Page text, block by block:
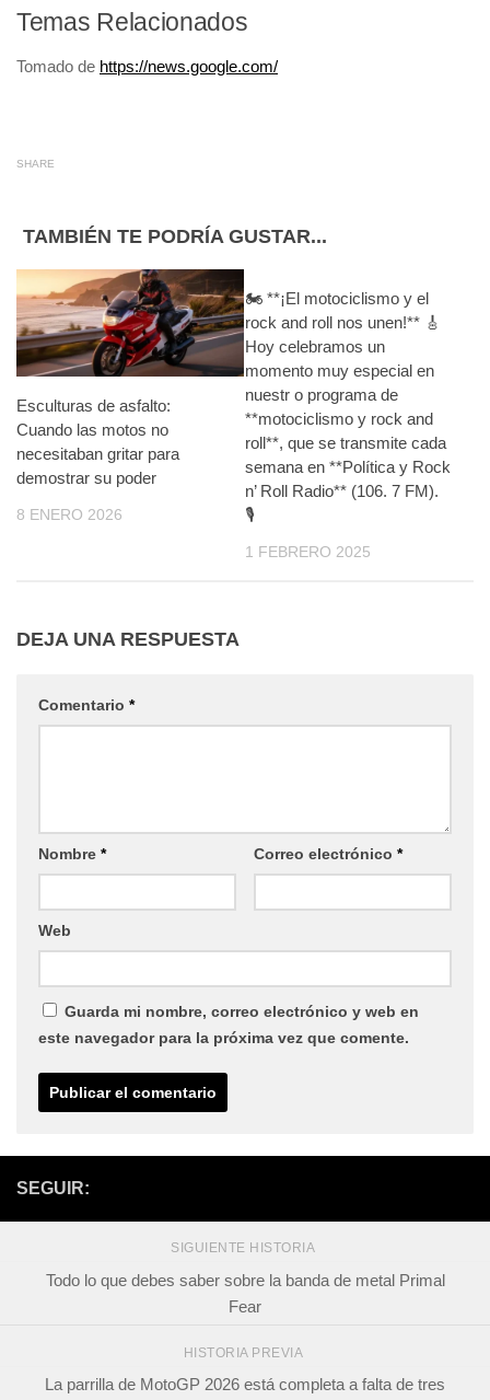
Temas Relacionados
Tomado de https://news.google.com/
SHARE
TAMBIÉN TE PODRÍA GUSTAR...
Esculturas de asfalto:
Cuando las motos no
necesitaban gritar para
demostrar su poder
8 ENERO 2026
🏍️ **¡El motociclismo y el
rock and roll nos unen!** 🎸
Hoy celebramos un
momento muy especial en
nuestr o programa de
**motociclismo y rock and
roll**, que se transmite cada
semana en **Política y Rock
n’ Roll Radio** (106. 7 FM).
🎙️
1 FEBRERO 2025
DEJA UNA RESPUESTA
Comentario *
Nombre * Correo electrónico *
Web
Guarda mi nombre, correo electrónico y web en
este navegador para la próxima vez que comente.
SEGUIR:
SIGUIENTE HISTORIA
Todo lo que debes saber sobre la banda de metal Primal
Fear
HISTORIA PREVIA
La parrilla de MotoGP 2026 está completa a falta de tres